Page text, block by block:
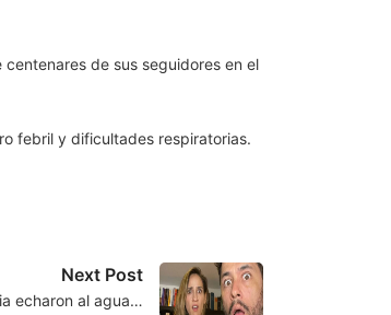
de sus seguidores en el
febril y dificultades respiratorias.
Next Post
echaron al agua…